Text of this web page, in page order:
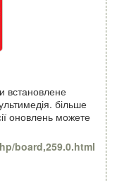
встановлене
більше
оновлень можете
board,259.0.html